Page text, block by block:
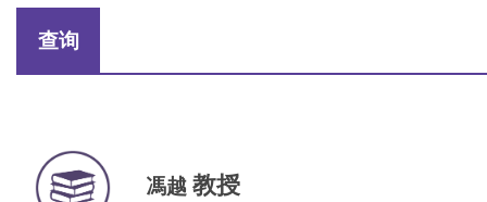
查询
馮越教授